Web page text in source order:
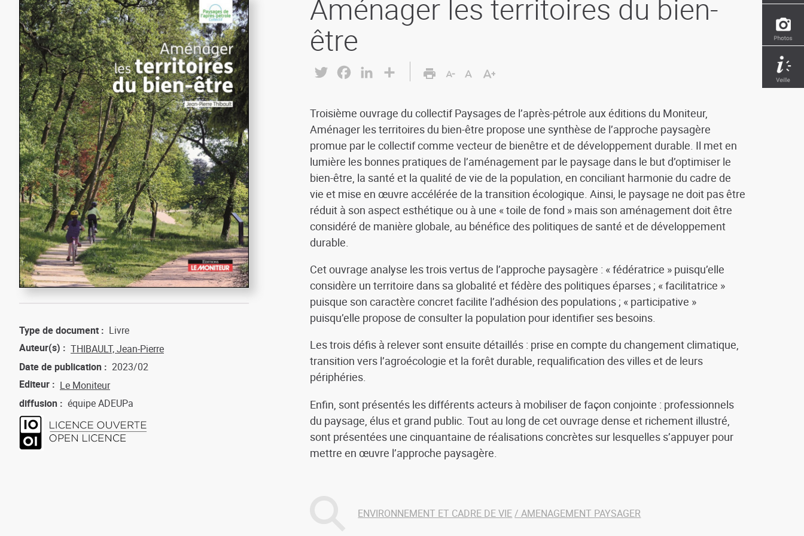
Aménager les territoires du bien-
être
Twitter FacebookLinkedIn
Troisième ouvrage du collectif Paysages de l’après-pétrole aux éditions du Moniteur,
Aménager les territoires du bien-être propose une synthèse de l’approche paysagère
promue par le collectif comme vecteur de bienêtre et de développement durable. Il met en
lumière les bonnes pratiques de l’aménagement par le paysage dans le but d’optimiser le
bien-être, la santé et la qualité de vie de la population, en conciliant harmonie du cadre de
vie et mise en œuvre accélérée de la transition écologique. Ainsi, le paysage ne doit pas être
réduit à son aspect esthétique ou à une « toile de fond » mais son aménagement doit être
considéré de manière globale, au bénéfice des politiques de santé et de développement
durable.
Cet ouvrage analyse les trois vertus de l’approche paysagère : « fédératrice » puisqu’elle
considère un territoire dans sa globalité et fédère des politiques éparses ; « facilitatrice »
puisque son caractère concret facilite l’adhésion des populations ; « participative »
puisqu’elle propose de consulter la population pour identifier ses besoins.
Les trois défis à relever sont ensuite détaillés : prise en compte du changement climatique,
transition vers l’agroécologie et la forêt durable, requalification des villes et de leurs
périphéries.
Enfin, sont présentés les différents acteurs à mobiliser de façon conjointe : professionnels
du paysage, élus et grand public. Tout au long de cet ouvrage dense et richement illustré,
sont présentées une cinquantaine de réalisations concrètes sur lesquelles s’appuyer pour
mettre en œuvre l’approche paysagère.
ENVIRONNEMENT ET CADRE DE VIE AMENAGEMENT PAYSAGER
Type de document
Livre
Auteur(s)
THIBAULT, Jean-Pierre
Date de publication
2023/02
Editeur
Le Moniteur
diffusion
équipe ADEUPa